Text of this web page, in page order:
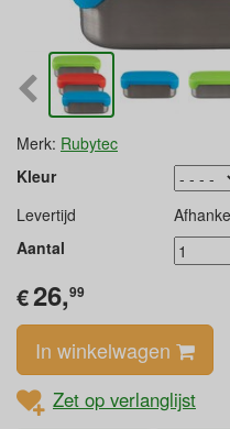
Merk: Rubytec
Kleur
Levertijd
Aantal
€26,99
In winkelwagen
Zet op verlanglijst